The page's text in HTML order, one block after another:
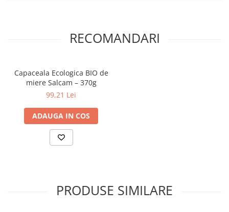
RECOMANDARI
Capaceala Ecologica BIO de
miere Salcam – 370g
99,21 Lei
ADAUGA IN COS
PRODUSE SIMILARE